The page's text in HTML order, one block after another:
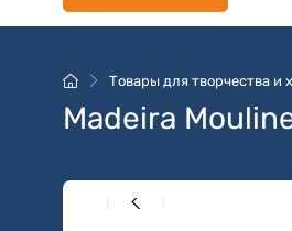
Товары для творчества и
Madeira